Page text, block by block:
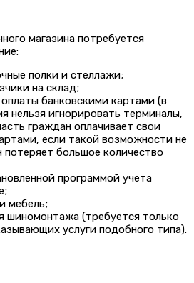
магазина потребуется
полки и стеллажи;
на склад;
банковскими картами (в
нельзя игнорировать терминалы,
граждан оплачивает свои
если такой возможности не
потеряет большое количество
программой учета
мебель;
шиномонтажа (требуется только
услуги подобного типа).